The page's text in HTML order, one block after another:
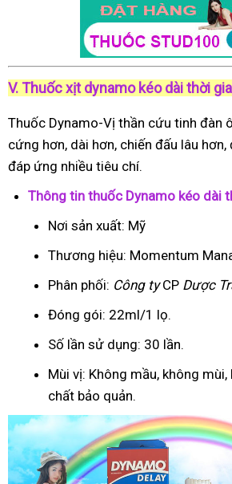
V. Thuốc xịt dynamo kéo dài thời
Thuốc Dynamo-Vị thần cứu tinh đàn
cứng hơn, dài hơn, chiến đấu lâu
đáp ứng nhiều tiêu chí.
Thông tin thuốc Dynamo kéo dài
Nơi sản xuất: Mỹ
Thương hiệu: Momentum
Phân phối: Công tyCP Dược
Đóng gói: 22ml/1 lọ.
Số lần sử dụng: 30 lần.
Mùi vị: Không mầu, không
chất bảo quản.